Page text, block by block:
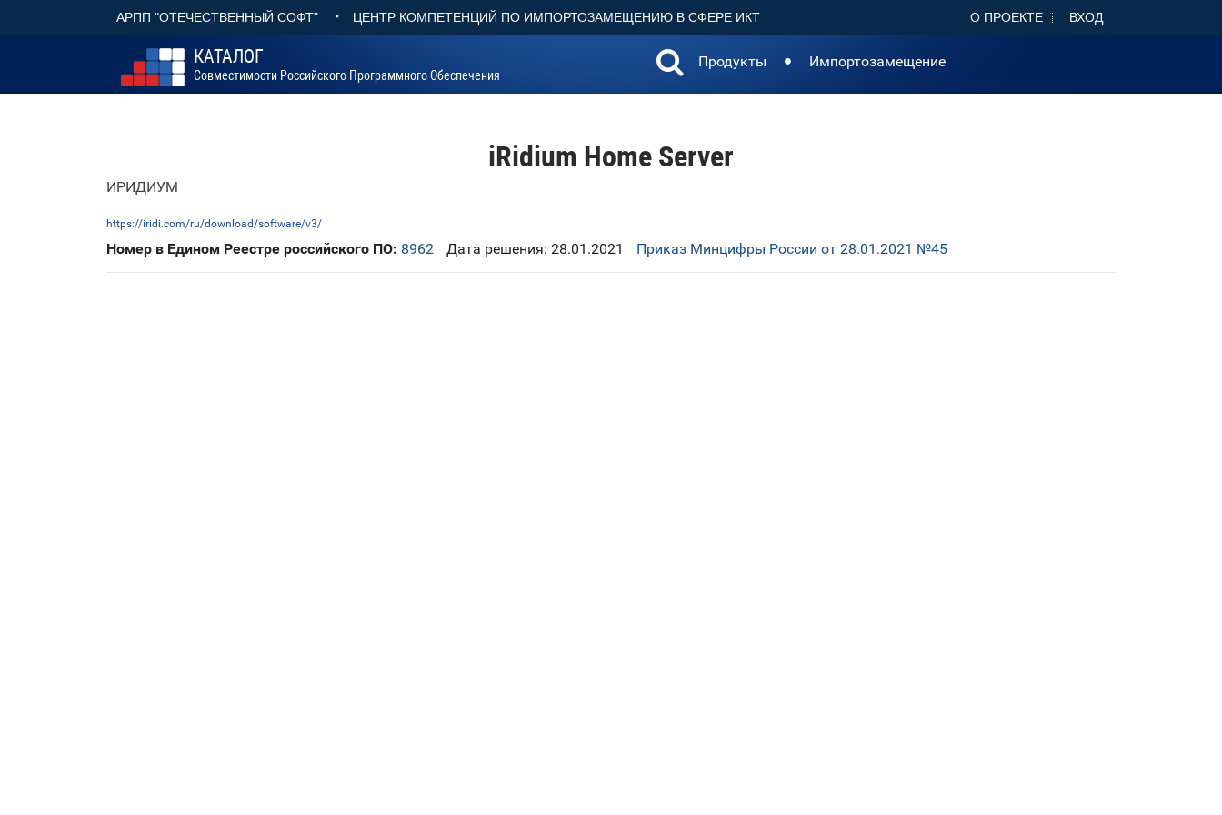
АРПП "ОТЕЧЕСТВЕННЫЙ СОФТ" • ЦЕНТР КОМПЕТЕНЦИЙ ПО ИМПОРТОЗАМЕЩЕНИЮ В СФЕРЕ ИКТ О ПРОЕКТЕ ВХОД
КАТАЛОГ
Совместимости Российского Программного Обеспечения
Продукты Импортозамещение
iRidium Home Server
ИРИДИУМ
https://iridi.com/ru/download/software/v3/
Номер в Едином Реестре российского ПО: 8962 Дата решения: 28.01.2021 Приказ Минцифры России от 28.01.2021 №45